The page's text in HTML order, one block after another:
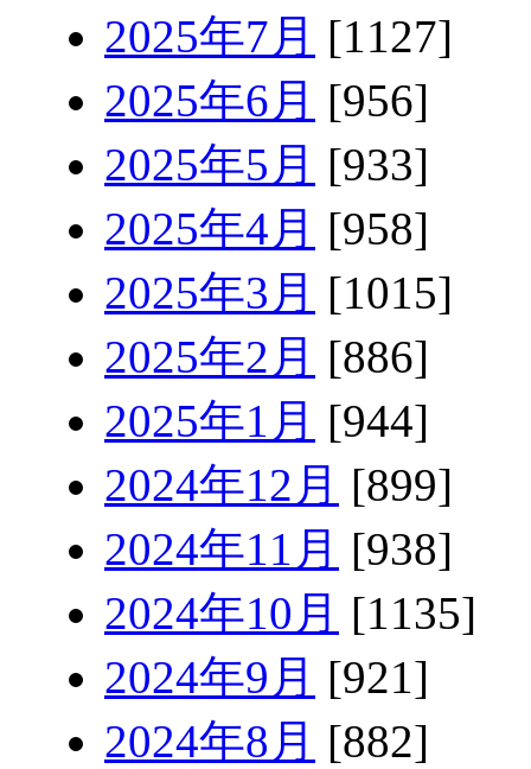
2025年7月 [1127]
2025年6月 [956]
2025年5月 [933]
2025年4月 [958]
2025年3月 [1015]
2025年2月 [886]
2025年1月 [944]
2024年12月 [899]
2024年11月 [938]
2024年10月 [1135]
2024年9月 [921]
2024年8月 [882]